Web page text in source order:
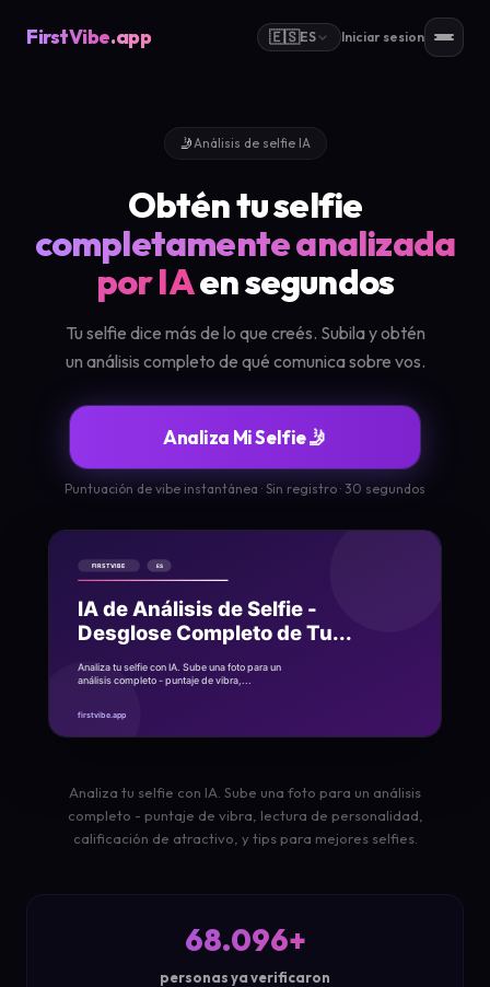
FirstVibe.app 🇪🇸ES Iniciar sesion
🤳Análisis de selfie IA
Obtén tu selfie
completamente analizada
por IAen segundos
Tu selfie dice más de lo que creés. Subila y obtén
un análisis completo de qué comunica sobre vos.
Analiza Mi Selfie 🤳
Puntuación de vibe instantánea · Sin registro · 30 segundos
Analiza tu selfie con IA. Sube una foto para un análisis
completo - puntaje de vibra, lectura de personalidad,
calificación de atractivo, y tips para mejores selfies.
68.096+
personas ya verificaron